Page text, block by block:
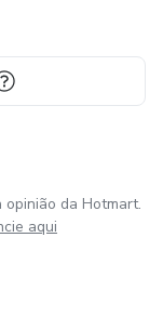
de
e
da Hotmart.
aqui